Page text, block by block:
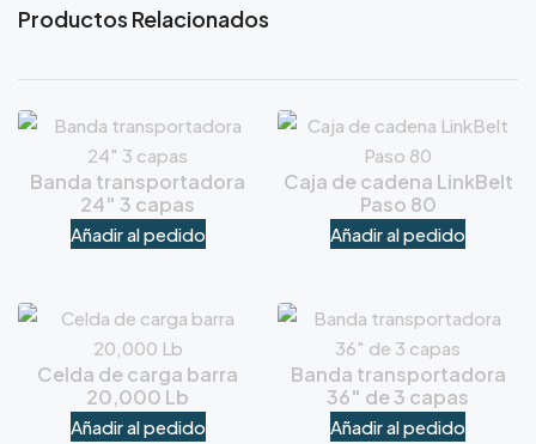
Productos Relacionados
Banda transportadora
24″ 3 capas
Añadir al pedido
Caja de cadena LinkBelt
Paso 80
Añadir al pedido
Celda de carga barra
20,000 Lb
Añadir al pedido
Banda transportadora
36″ de 3 capas
Añadir al pedido